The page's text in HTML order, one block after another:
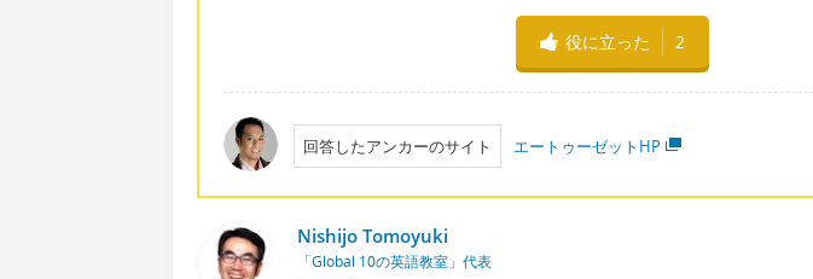
役に立った 2
回答したアンカーのサイト エートゥーゼットHP
Nishijo Tomoyuki
「Global 10の英語教室」代表